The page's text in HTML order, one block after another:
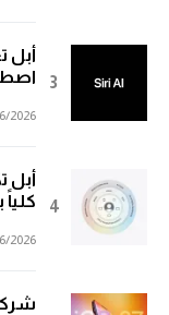
2026
أبل
2026